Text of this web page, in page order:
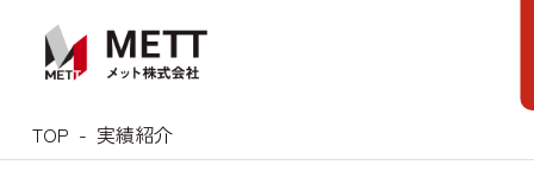
content
TOP 実績紹介